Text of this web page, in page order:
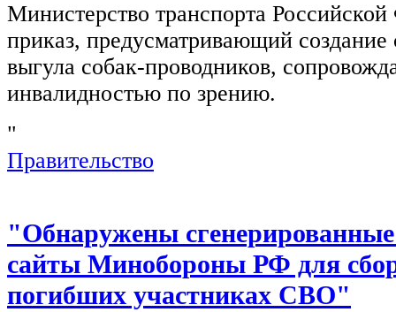
Министерство транспорта
приказ, предусматривающий создание
выгула собак-проводников,
инвалидностью по зрению.
"
Правительство
"Обнаружены
сайты Минобороны РФ для
погибших участниках СВО"